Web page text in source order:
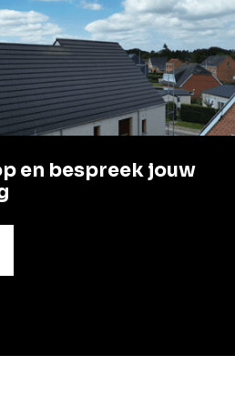
en bespreek jouw